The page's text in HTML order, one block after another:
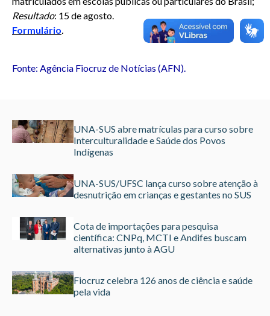
Resultado: 15 de agosto.
Formulário
Fonte: Agência Fiocruz de Notícias (AFN).
UNA-SUS abre matrículas para curso sobre
Interculturalidade e Saúde dos Povos
Indígenas
UNA-SUS/UFSC lança curso sobre atenção à
desnutrição em crianças e gestantes no SUS
Cota de importações para pesquisa
científica: CNPq, MCTI e Andifes buscam
alternativas junto à AGU
Fiocruz celebra 126 anos de ciência e saúde
pela vida